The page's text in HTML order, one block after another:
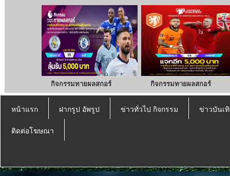
กิจกรรมทายผลสกอร์ กิจกรรมทายผลสกอร์
หน้าแรก ฝากรูป อัพรูป ข่าวทั่วไป กิจกรรม ข่าวบันเ
ติดต่อโฆษณา